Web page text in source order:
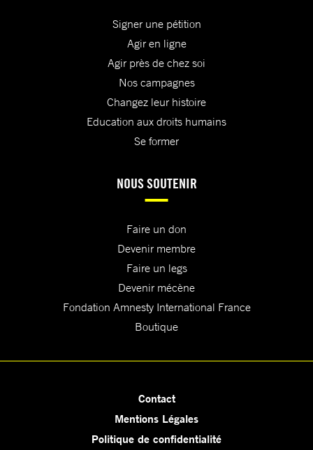
Signer une pétition
Agir en ligne
Agir près de chez soi
Nos campagnes
Changez leur histoire
Education aux droits humains
Se former
NOUS SOUTENIR
Faire un don
Devenir membre
Faire un legs
Devenir mécène
Fondation Amnesty International France
Boutique
Contact
Mentions Légales
Politique de confidentialité